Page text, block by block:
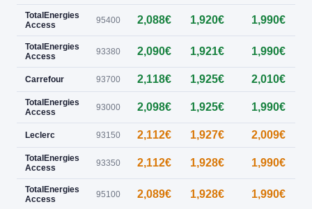
TotalEnergies
Access
95400 2,088€ 1,920€ 1,990€
TotalEnergies
Access
93380 2,090€ 1,921€ 1,990€
Carrefour 93700 2,118€ 1,925€ 2,010€
TotalEnergies
Access
93000 2,098€ 1,925€ 1,990€
Leclerc 93150 2,112€ 1,927€ 2,009€
TotalEnergies
Access
93350 2,112€ 1,928€ 1,990€
TotalEnergies
Access
95100 2,089€ 1,928€ 1,990€